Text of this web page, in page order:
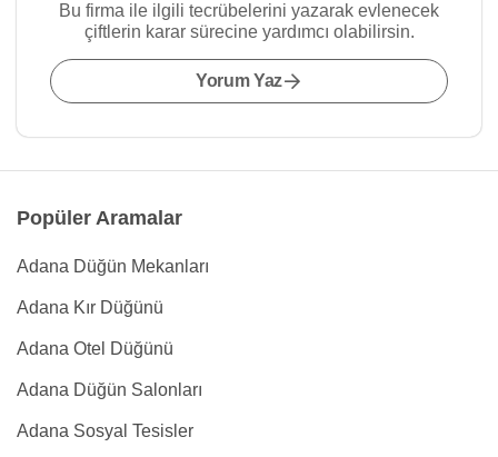
Bu firma ile ilgili tecrübelerini yazarak evlenecek
çiftlerin karar sürecine yardımcı olabilirsin.
Yorum Yaz
Popüler Aramalar
Adana Düğün Mekanları
Adana Kır Düğünü
Adana Otel Düğünü
Adana Düğün Salonları
Adana Sosyal Tesisler